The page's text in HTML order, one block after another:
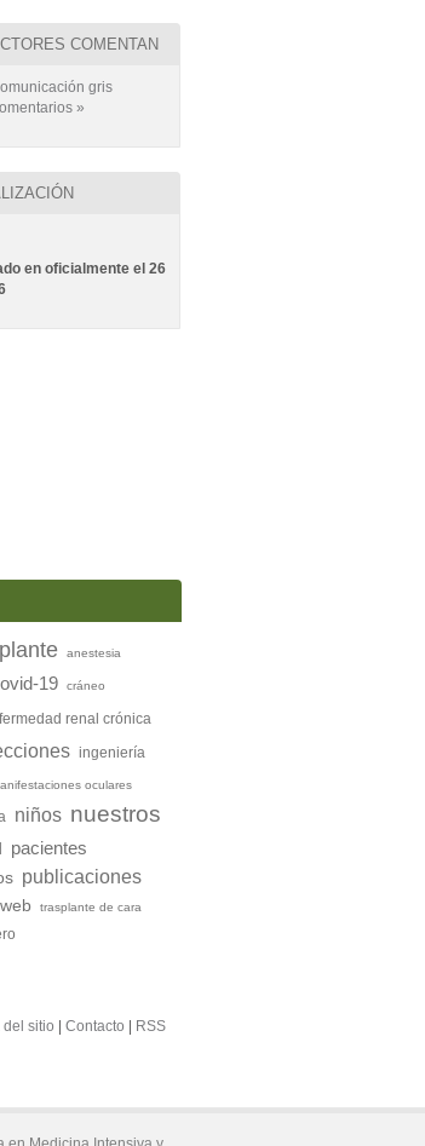
COMENTAN
»
en oficialmente el 26
anestesia
19 cráneo
renal crónica
ingeniería
oculares
niños nuestros
pacientes
publicaciones
trasplante de cara
del sitio |Contacto RSS